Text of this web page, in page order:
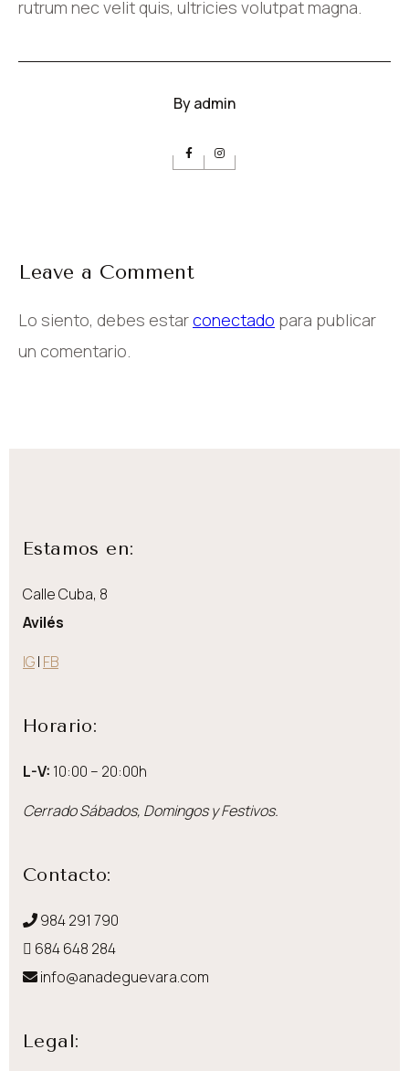
rutrum nec velit quis, ultricies volutpat magna.
Byadmin
Leave a Comment
Lo siento, debes estarconectado para publicar
un comentario.
Estamos en:
Calle Cuba, 8
Avilés
IG| FB
Horario:
L-V: 10:00 – 20:00h
Cerrado Sábados, Domingos y Festivos.
Contacto:
984 291 790
684 648 284
info@anadeguevara.com
Legal: